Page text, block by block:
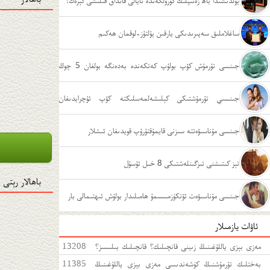
ساغلاملىق سەپىرىدىكى يارقىن يۇلتۇز-لوقمان ھەكىم
جىنسى تۇرمۇش كۆپ بولۇپ كەتكەندە بەدەنگە بولغان 5 چوڭ
زىيىنى جىنسىي تۇرمۇشتىكى كېلىشەلمەسلىكتە كۆپ ئۇچرايدىغان
ئەھۋاللار جىنسى مۇناسىۋەتتە سىزنى قايمۇقتۇرۇپ قويدىغان ئىشلار
تېز كىتىشنى تىزگىنلەشتىكى 8 خىل ئۇسۇل
جىنسى مۇناسىۋەت ئۆتكۈزمىسىمۇ ھامىلىدار بولۇش ئىھتىمالى بار
ئاۋات يازمىلار
13208
مەزى بېزى ياللۇغىنىڭ زىينى قانچىلىك؟ قانچىلىك بىلىسىز؟
مەزى بېزى ياللۇغىغا قەتئى سەل قارىماڭ!
11385 بەختلىك تۇرمۇشنىڭ كۈشەندىسى مەزى بېزى ياللۇغىنىڭ
باھالار رېتى